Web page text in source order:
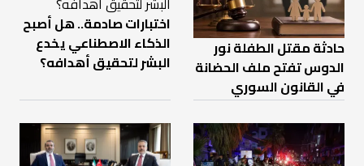
حادثة مقتل الطفلة نور
الدوس تفتح ملف الحضانة
في القانون السوري
اختبارات صادمة.. هل أصبح
الذكاء الاصطناعي يخدع
البشر لتحقيق أهدافه؟